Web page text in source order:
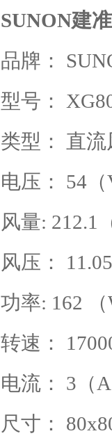
SUNON建
品牌：
型号：
类型： 直流
电压： 54
风量: 212.1
风压：
功率: 162
转速：
电流： 3（
尺寸：